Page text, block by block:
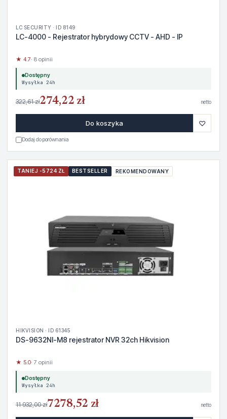
LC SECURITY · ID 8149
LC-4000 - Rejestrator hybrydowy CCTV - AHD - IP
★ 4.7· 8 opinii
Dostępny
Wysyłka 24h
322,61 zł274,22 zł netto
Do koszyka ♡
Dodaj do porównania
TANIEJ -5724 ZŁ BESTSELLER REKOMENDOWANY
HIKVISION · ID 61345
DS-9632NI-M8 rejestrator NVR 32ch Hikvision
★ 5.0· 7 opinii
Dostępny
Wysyłka 24h
11 932,00 zł7278,52 zł netto